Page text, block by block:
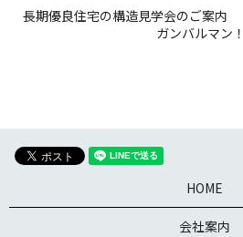
長期優良住宅の構造見学会のご案内
ガンバルマン
HOME
会社案内